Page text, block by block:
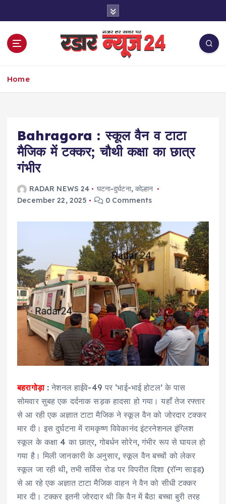
Home
Bahragora : स्कूल वैन व टाटा
मैजिक में टक्कर; चौथी कक्षा का छात्र
गंभीर
RADAR NEWS 24 घटना-दुर्घटना, कोल्हान
December 22, 2025
0 Comments
बहरागोड़ा: नेशनल हाईवे-49 पर ‘भाई-भाई होटल’ के पास
सोमवार सुबह एक दर्दनाक सड़क हादसा हो गया। यहाँ तेज रफ्तार
से आ रही एक अज्ञात टाटा मैजिक ने स्कूल वैन को जोरदार टक्कर
मार दी। इस दुर्घटना में रामकृष्ण विवेकानंद इंटरनेशनल इंग्लिश
स्कूल के कक्षा 4 का छात्र, गोबर्धन सोरेन, गंभीर रूप से घायल हो
गया है। मिली जानकारी के अनुसार, स्कूल वैन बच्चों को लेकर
स्कूल जा रही थी, तभी सर्विस रोड पर विपरीत दिशा (रॉन्ग साइड)
से आ रहे एक अज्ञात टाटा मैजिक वाहन ने वैन को सीधी टक्कर
मार दी। टक्कर इतनी जोरदार थी कि वैन में बैठा बच्चा बुरी तरह